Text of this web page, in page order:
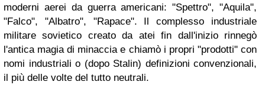
moderni aerei da guerra americani: "Spettro", "Aquila",
"Falco", "Albatro", "Rapace". Il complesso industriale
militare sovietico creato da atei fin dall'inizio rinnegò
l'antica magia di minaccia e chiamò i propri "prodotti" con
nomi industriali o (dopo Stalin) definizioni convenzionali,
il più delle volte del tutto neutrali.